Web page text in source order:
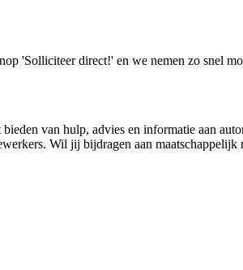
'Solliciteer direct!' en we nemen zo snel
van hulp, advies en informatie aan
Wil jij bijdragen aan